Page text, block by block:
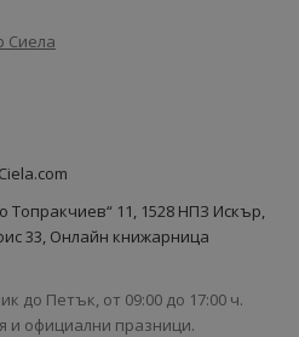
Сиела
Ciela.com
Топракчиев“ 11, 1528 НПЗ Искър,
33, Онлайн книжарница
до Петък, от 09:00 до 17:00 ч.
и официални празници.